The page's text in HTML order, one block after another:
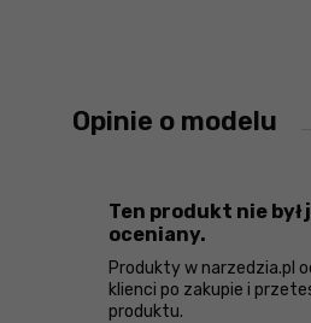
Opinie o modelu
Ten produkt nie był
oceniany.
Produkty w narzedzia.pl
klienci po zakupie i
produktu.